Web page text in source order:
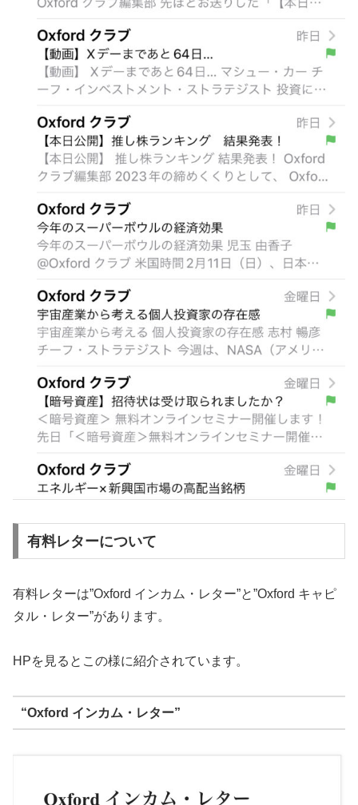
有料レターについて
有料レターは”Oxford インカム・レター”と”Oxford キャピ
タル・レター”があります。
HPを見るとこの様に紹介されています。
“Oxford インカム・レター”